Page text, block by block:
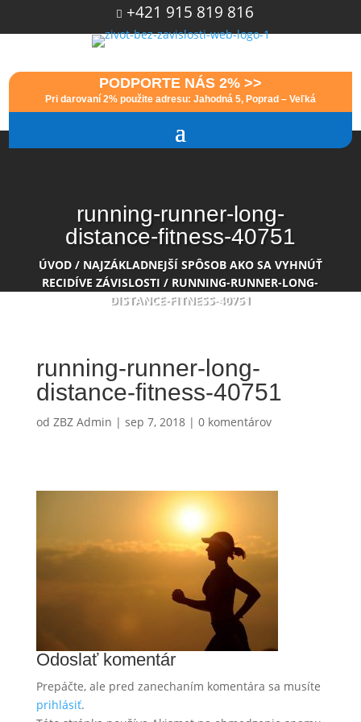
 +421 915 819 816
PODPORTE NÁS 2% >>
Pri darovaní 2% použite adresu: Jahodná 5, Poprad – Veľká
running-runner-long-
distance-fitness-40751
ÚVOD/ NAJZÁKLADNEJŠÍ SPÔSOB AKO SA VYHNÚŤ
RECIDÍVE ZÁVISLOSTI / RUNNING-RUNNER-LONG-
DISTANCE-FITNESS-40751
running-runner-long-
distance-fitness-40751
od ZBZ Admin | sep 7, 2018| 0 komentárov
Odoslať komentár
Prepáčte, ale pred zanechaním komentára sa musíte
prihlásiť.